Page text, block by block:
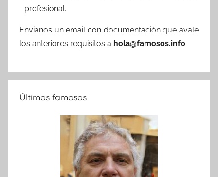
profesional.
Envianos un email con documentación que avale
los anteriores requisitos a hola@famosos.info
Últimos famosos